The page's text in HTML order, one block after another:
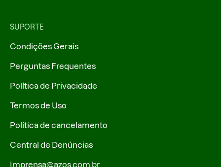
SUPORTE
Condições Gerais
Perguntas Frequentes
Política de Privacidade
Termos de Uso
Política de cancelamento
Central de Denúncias
Imprensa@azos.com.br